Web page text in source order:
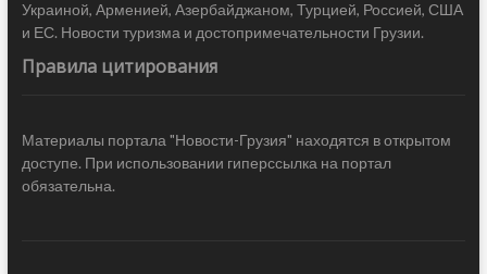
Украиной, Арменией, Азербайджаном, Турцией, Россией, США
и ЕС. Новости туризма и достопримечательности Грузии.
Правила цитирования
Материалы портала "Новости-Грузия" находятся в открытом
доступе. При использовании гиперссылка на портал
обязательна.